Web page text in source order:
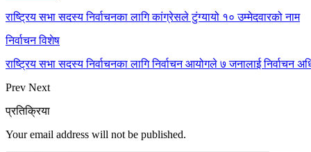
राष्ट्रिय सभा सदस्य निर्वाचनका लागि कांग्रेसले टुंग्यायो १० उम्मेदवारको नाम
निर्वाचन विशेष
राष्ट्रिय सभा सदस्य निर्वाचनका लागि निर्वाचन आयोगले ७ जनालाई निर्वाचन
Prev Next
प्रतिक्रिया
Your email address will not be published.